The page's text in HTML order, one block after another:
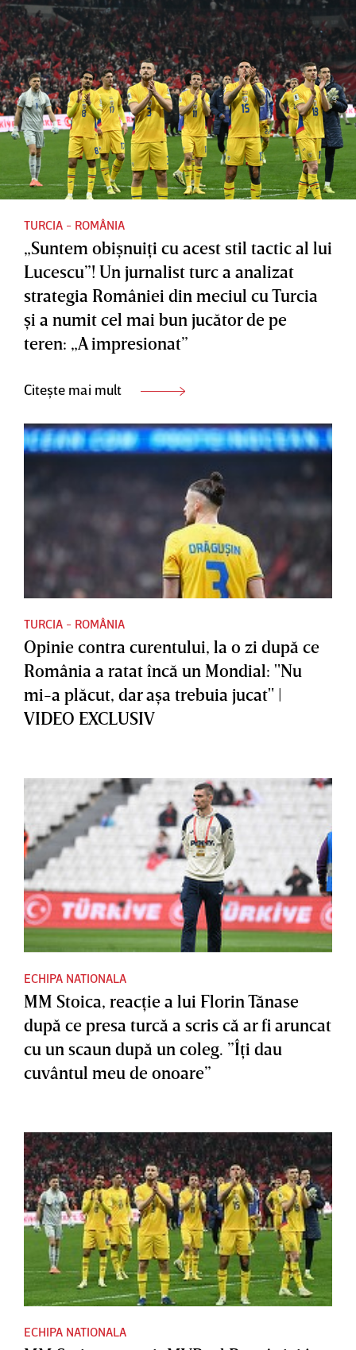
TURCIA - ROMÂNIA
„Suntem obişnuiţi cu acest stil tactic al lui
Lucescu”! Un jurnalist turc a analizat
strategia României din meciul cu Turcia
şi a numit cel mai bun jucător de pe
teren: „A impresionat”
Citește mai mult
TURCIA - ROMÂNIA
Opinie contra curentului, la o zi după ce
România a ratat încă un Mondial: "Nu
mi-a plăcut, dar aşa trebuia jucat" |
VIDEO EXCLUSIV
ECHIPA NATIONALA
MM Stoica, reacţie a lui Florin Tănase
după ce presa turcă a scris că ar fi aruncat
cu un scaun după un coleg. ”Îţi dau
cuvântul meu de onoare”
ECHIPA NATIONALA